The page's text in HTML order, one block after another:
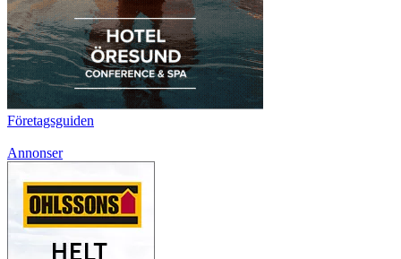
Företagsguiden
Annonser